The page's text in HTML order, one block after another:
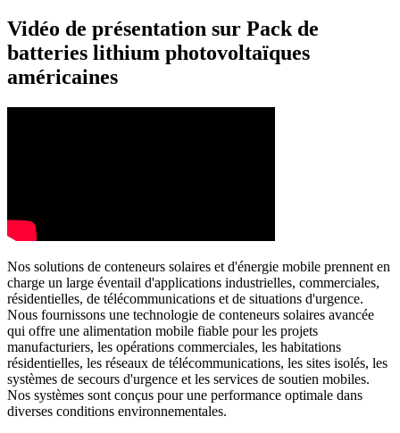
Vidéo de présentation sur Pack de
batteries lithium photovoltaïques
américaines
Nos solutions de conteneurs solaires et d'énergie mobile prennent en
charge un large éventail d'applications industrielles, commerciales,
résidentielles, de télécommunications et de situations d'urgence.
Nous fournissons une technologie de conteneurs solaires avancée
qui offre une alimentation mobile fiable pour les projets
manufacturiers, les opérations commerciales, les habitations
résidentielles, les réseaux de télécommunications, les sites isolés, les
systèmes de secours d'urgence et les services de soutien mobiles.
Nos systèmes sont conçus pour une performance optimale dans
diverses conditions environnementales.